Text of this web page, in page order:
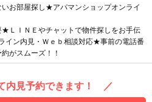
いお部屋探し★アパマンショップオンライ
★ＬＩＮＥやチャットで物件探しをお手伝
イン内見・Ｗｅｂ相談対応★事前の電話番
がスムーズ！！
内見予約できます！ ／